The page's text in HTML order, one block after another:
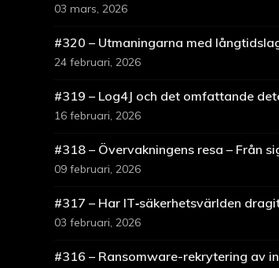
03 mars, 2026
#320 – Utmaningarna med
24 februari, 2026
#319 – Log4J och det omfattande
16 februari, 2026
#318 – Övervakningens resa – Från
09 februari, 2026
#317 – Har IT‑säkerhetsvärlden
03 februari, 2026
#316 – Ransomware-rekrytering av